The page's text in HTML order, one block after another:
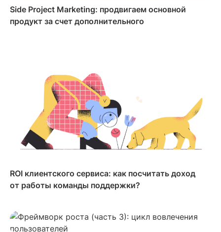
Side Project Marketing: продвигаем основной
продукт за счет дополнительного
ROI клиентского сервиса: как посчитать доход
от работы команды поддержки?